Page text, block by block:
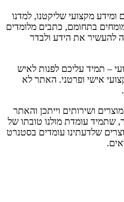
מקצועי שליקטנו, למדנו
בתחומם, כתבים מלומדים
להעשיר את הידע ולבדר
– תמיד עליכם לפנות לאיש
אישי ופרטני. האתר לא
ושירותים וייתכן והאתר
שתמיד עומדת מולנו טובתו של
שלדעתינו עומדים בסטנרט